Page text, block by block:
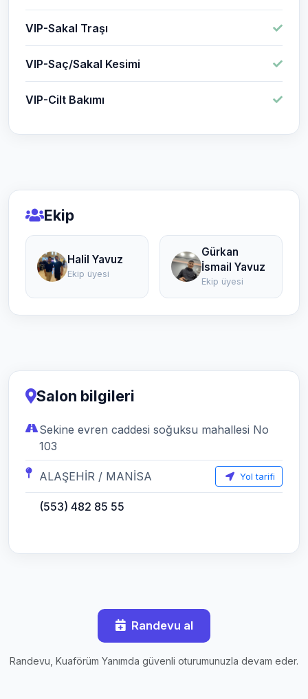
VIP-Sakal Traşı
VIP-Saç/Sakal Kesimi
VIP-Cilt Bakımı
Ekip
Halil Yavuz
Ekip üyesi
Gürkan
İsmail Yavuz
Ekip üyesi
Salon bilgileri
Sekine evren caddesi soğuksu mahallesi No
103
ALAŞEHİR / MANİSA Yol tarifi
(553) 482 85 55
Randevu al
Randevu, Kuaförüm Yanımda güvenli oturumunuzla devam eder.